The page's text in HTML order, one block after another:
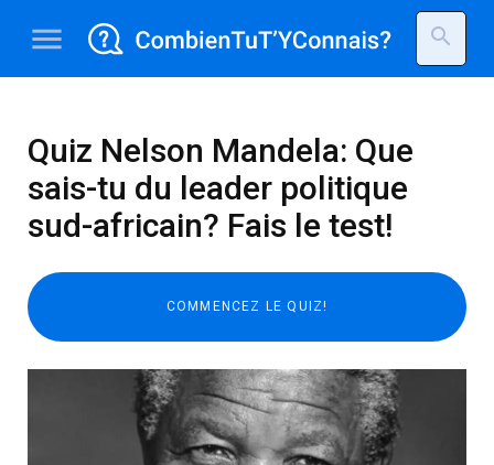
menu search
Quiz Nelson Mandela: Que
sais-tu du leader politique
sud-africain? Fais le test!